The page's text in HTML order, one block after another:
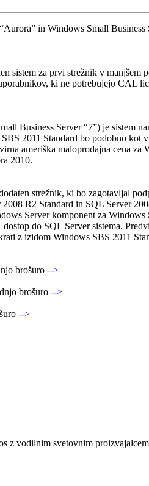
in Windows Small
sistem za prvi strežnik v
ki ne potrebujejo CAL
Business Server “7”) je sistem
2011 Standard bo podobno kot
ameriška maloprodajna cena
2010.
strežnik, ki bo zagotavljal
R2 Standard in SQL Server
Server komponent za
do SQL Server sistema.
z izidom Windows SBS 2011
brošuro -->
brošuro -->
-->
z vodilnim svetovnim